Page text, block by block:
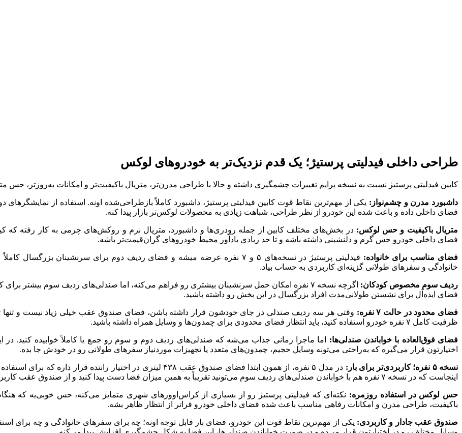
طراحی داخلی فیدلیتی پرستیژ؛ یک قدم نزدیک‌تر به خودروهای لوکس
کابین فیدلیتی پرستیژ نسبت به نسخه پرایم تغییرات چشمگیری داشته و حالا با طراحی مدرن‌تر، متریال باکیفیت‌تر و امکانات به‌روزتر، حس
داشبورد مدرن و چشم‌نواز: یکی از مهم‌ترین نقاط قوت کابین فیدلیتی پرستیژ، داشبورد کاملاً بازطراحی‌شده اونه. استفاده از
فضای داخلی داده و باعث شده این خودرو از نظر طراحی، شباهت زیادی به محصولات لوکس‌تر بازار پیدا کنه.
متریال باکیفیت و حس لوکس:در بخش‌های مختلف کابین از جمله رودری‌ها و داشبورد، متریال نرم و روکش‌های چرمی به کار رفته که
فضای داخلی خودرو حس گرم و دلنشینی داشته باشه و تا حد زیادی یادآور محیط خودروهای گران‌قیمت‌تر باشه.
فضای مناسب برای خانواده:
فیدلیتی پرستیژ در نسخه‌های ۵ و ۷ نفره عرضه میشه و فضای ردیف دوم برای
خانوادگی و سفرهای طولانی گزینه‌ای کاربردی به حساب بیاد.
ردیف سوم مخصوص کودکان:
اگرچه نسخه ۷ نفره امکان حمل سرنشینان بیشتری رو فراهم می‌کنه، اما صندلی‌های ردیف سوم بیشتر
فضای ایده‌آل برای نشستن طولانی‌مدت افراد بزرگسال در این بخش رو داشته باشید.
فضای محدود در حالت ۷ نفره:
ظرفیت کامل ۷ نفره خودرو استفاده کنید، باید انتظار فضای محدودی برای چمدون‌ها و وسایل همراه داشته باشید.
فضای فوق‌العاده با خواباندن صندلی‌ها:
اختیارتون قرار می‌گیره که به‌راحتی می‌تونه وسایل حجیم، چمدون‌های متعدد یا تجهیزات موردنیاز سفرهای طولانی رو در خودش جا بده.
نسخه ۵ نفره؛ کاربردی‌تر برای بار:
در مدل ۵ نفره، از همون ابتدا فضای صندوق عقب ۴۳۸ لیتری در اختیار
اینجاست که در نسخه ۷ نفره هم با خواباندن صندلی‌های ردیف سوم می‌تونید تقریباً به همین میزان فضا دست پیدا کنید و از صندوق عقب کاربردی‌تری بهره ببرید.
حس لوکس در استفاده روزمره: نکته‌ای که فیدلیتی پرستیژ رو از بسیاری از کراس‌اوورهای شهری متمایز می‌کنه، حس خوبی‌یه که
باکیفیت، طراحی مدرن و امکانات رفاهی مناسب باعث شده فضای داخلی خودرو فراتر از انتظار ظاهر بشه.
صندوق عقب جادار و کاربردی: یکی از مهم‌ترین نقاط قوت این خودرو، فضای بار قابل توجه اونه؛ چه برای سفرهای خانوادگی و چه برای